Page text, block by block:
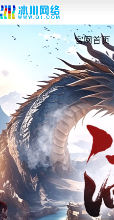
官网首页